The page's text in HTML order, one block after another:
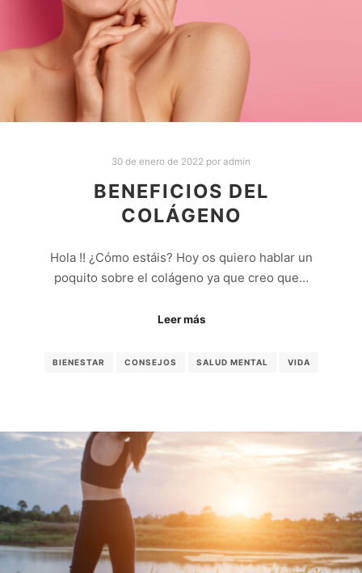
30 de enero de 2022 por admin
BENEFICIOS DEL
COLÁGENO
Hola !! ¿Cómo estáis? Hoy os quiero hablar un
poquito sobre el colágeno ya que creo que…
Leer más
BIENESTAR CONSEJOS SALUD MENTAL VIDA